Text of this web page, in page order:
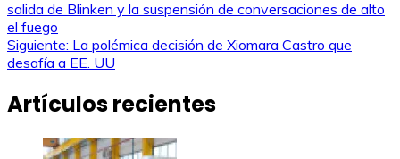
de
entradas
salida de Blinken y la suspensión de conversaciones de alto
el fuego
Siguiente: La polémica decisión de Xiomara Castro que
desafía a EE. UU
Artículos recientes